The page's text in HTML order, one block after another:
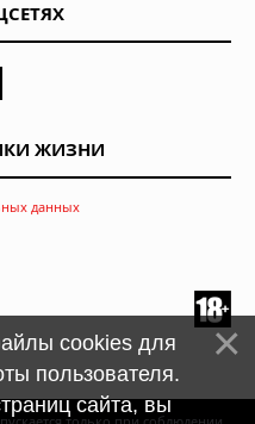
ЖИЗНИ
данных
cookies для
пользователя.
сайта, вы